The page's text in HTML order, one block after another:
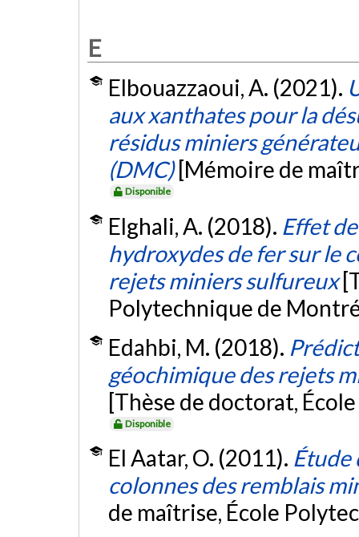
E
Elbouazzaoui, A. (2021).
aux xanthates pour la
résidus miniers
(DMC) [Mémoire de
Disponible
Elghali, A. (2018). Effet
hydroxydes de fer sur le
rejets miniers sulfureux
Polytechnique de
Edahbi, M. (2018).
géochimique des rejets
[Thèse de doctorat,
Disponible
El Aatar, O. (2011). Étude
colonnes des remblais
de maîtrise, École